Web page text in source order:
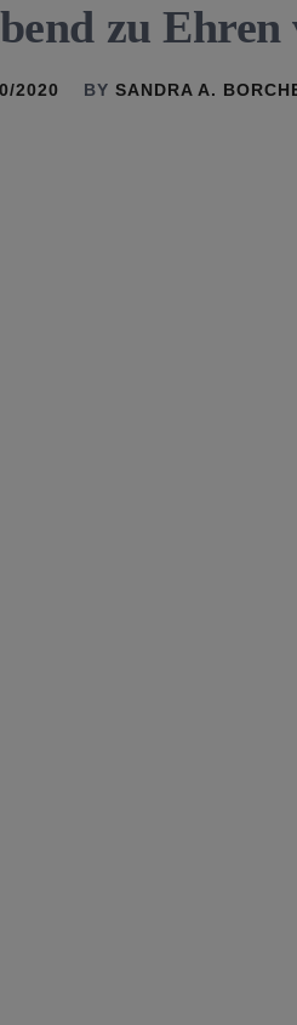
zu Ehren
2020 BY SANDRA A.